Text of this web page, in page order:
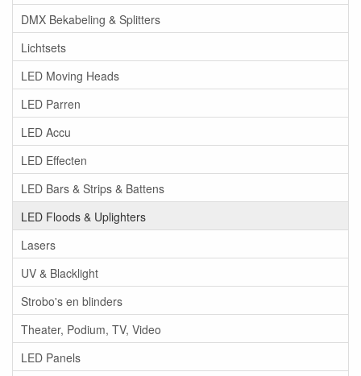
DMX Bekabeling & Splitters
Lichtsets
LED Moving Heads
LED Parren
LED Accu
LED Effecten
LED Bars & Strips & Battens
LED Floods & Uplighters
Lasers
UV & Blacklight
Strobo's en blinders
Theater, Podium, TV, Video
LED Panels